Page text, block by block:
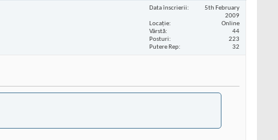
Data înscrierii
5th February
2009
Locaţie
Online
Vârstă
44
Posturi
223
Putere Rep
32